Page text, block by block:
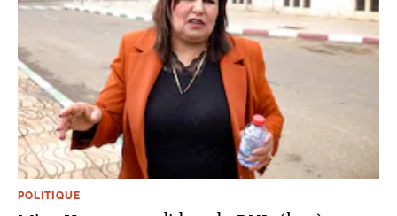
POLITIQUE